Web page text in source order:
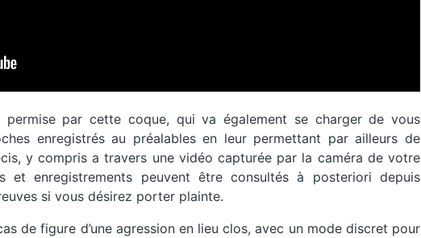
permise par cette coque, qui va également se charger de vous
enregistrés au préalables en leur permettant par ailleurs de
y compris a travers une vidéo capturée par la caméra de votre
et enregistrements peuvent être consultés à posteriori depuis
si vous désirez porter plainte.
de figure d’une agression en lieu clos, avec un mode discret pour